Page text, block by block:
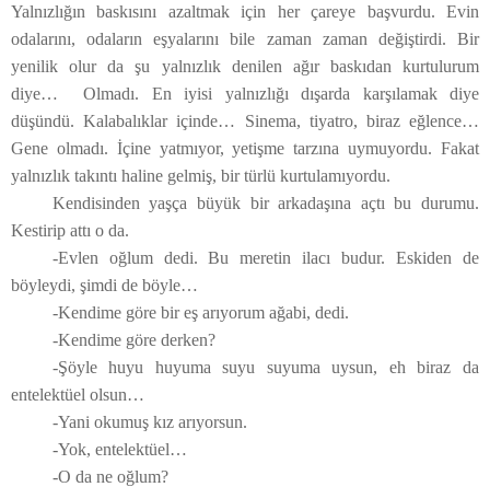
Yalnızlığın baskısını azaltmak için her çareye başvurdu. Evin
odalarını, odaların eşyalarını bile zaman zaman değiştirdi. Bir
yenilik olur da şu yalnızlık denilen ağır baskıdan kurtulurum
diye… Olmadı. En iyisi yalnızlığı dışarda karşılamak diye
düşündü. Kalabalıklar içinde… Sinema, tiyatro, biraz eğlence…
Gene olmadı. İçine yatmıyor, yetişme tarzına uymuyordu. Fakat
yalnızlık takıntı haline gelmiş, bir türlü kurtulamıyordu.
Kendisinden yaşça büyük bir arkadaşına açtı bu durumu.
Kestirip attı o da.
-Evlen oğlum dedi. Bu meretin ilacı budur. Eskiden de
böyleydi, şimdi de böyle…
-Kendime göre bir eş arıyorum ağabi, dedi.
-Kendime göre derken?
-Şöyle huyu huyuma suyu suyuma uysun, eh biraz da
entelektüel olsun…
-Yani okumuş kız arıyorsun.
-Yok, entelektüel…
-O da ne oğlum?